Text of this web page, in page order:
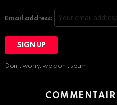
Email address:
Don't worry, we don't spam